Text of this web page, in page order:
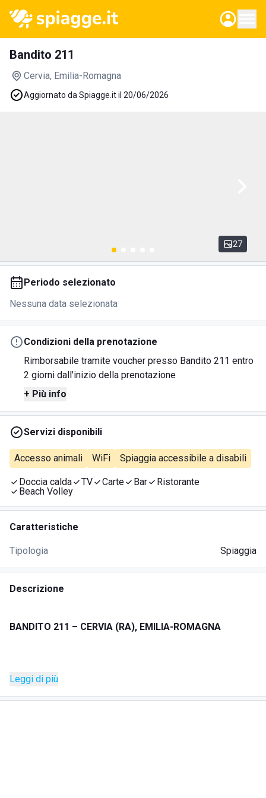
Bandito 211
Cervia, Emilia-Romagna
Aggiornato da Spiagge.it il 20/06/2026
27
Periodo selezionato
Nessuna data selezionata
Condizioni della prenotazione
Rimborsabile tramite voucher presso Bandito 211 entro
2 giorni dall'inizio della prenotazione
+ Più info
Servizi disponibili
Accesso animali WiFi Spiaggia accessibile a disabili
Doccia calda TV Carte Bar
Ristorante
Beach Volley
Caratteristiche
Tipologia Spiaggia
Descrizione
BANDITO 211 – CERVIA (RA), EMILIA-ROMAGNA
Situato sul suggestivo lungomare di Cervia, Bandito 211 è
Leggi di più